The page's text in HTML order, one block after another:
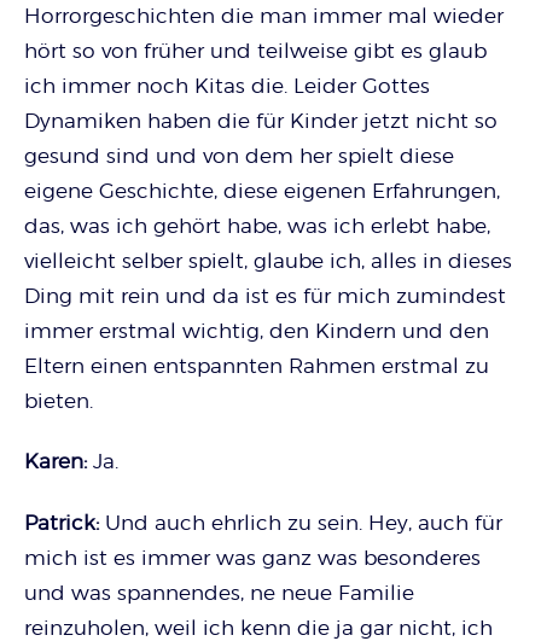
Horrorgeschichten die man immer mal wieder
hört so von früher und teilweise gibt es glaub
ich immer noch Kitas die. Leider Gottes
Dynamiken haben die für Kinder jetzt nicht so
gesund sind und von dem her spielt diese
eigene Geschichte, diese eigenen Erfahrungen,
das, was ich gehört habe, was ich erlebt habe,
vielleicht selber spielt, glaube ich, alles in dieses
Ding mit rein und da ist es für mich zumindest
immer erstmal wichtig, den Kindern und den
Eltern einen entspannten Rahmen erstmal zu
bieten.
Karen: Ja.
Patrick: Und auch ehrlich zu sein. Hey, auch für
mich ist es immer was ganz was besonderes
und was spannendes, ne neue Familie
reinzuholen, weil ich kenn die ja gar nicht, ich